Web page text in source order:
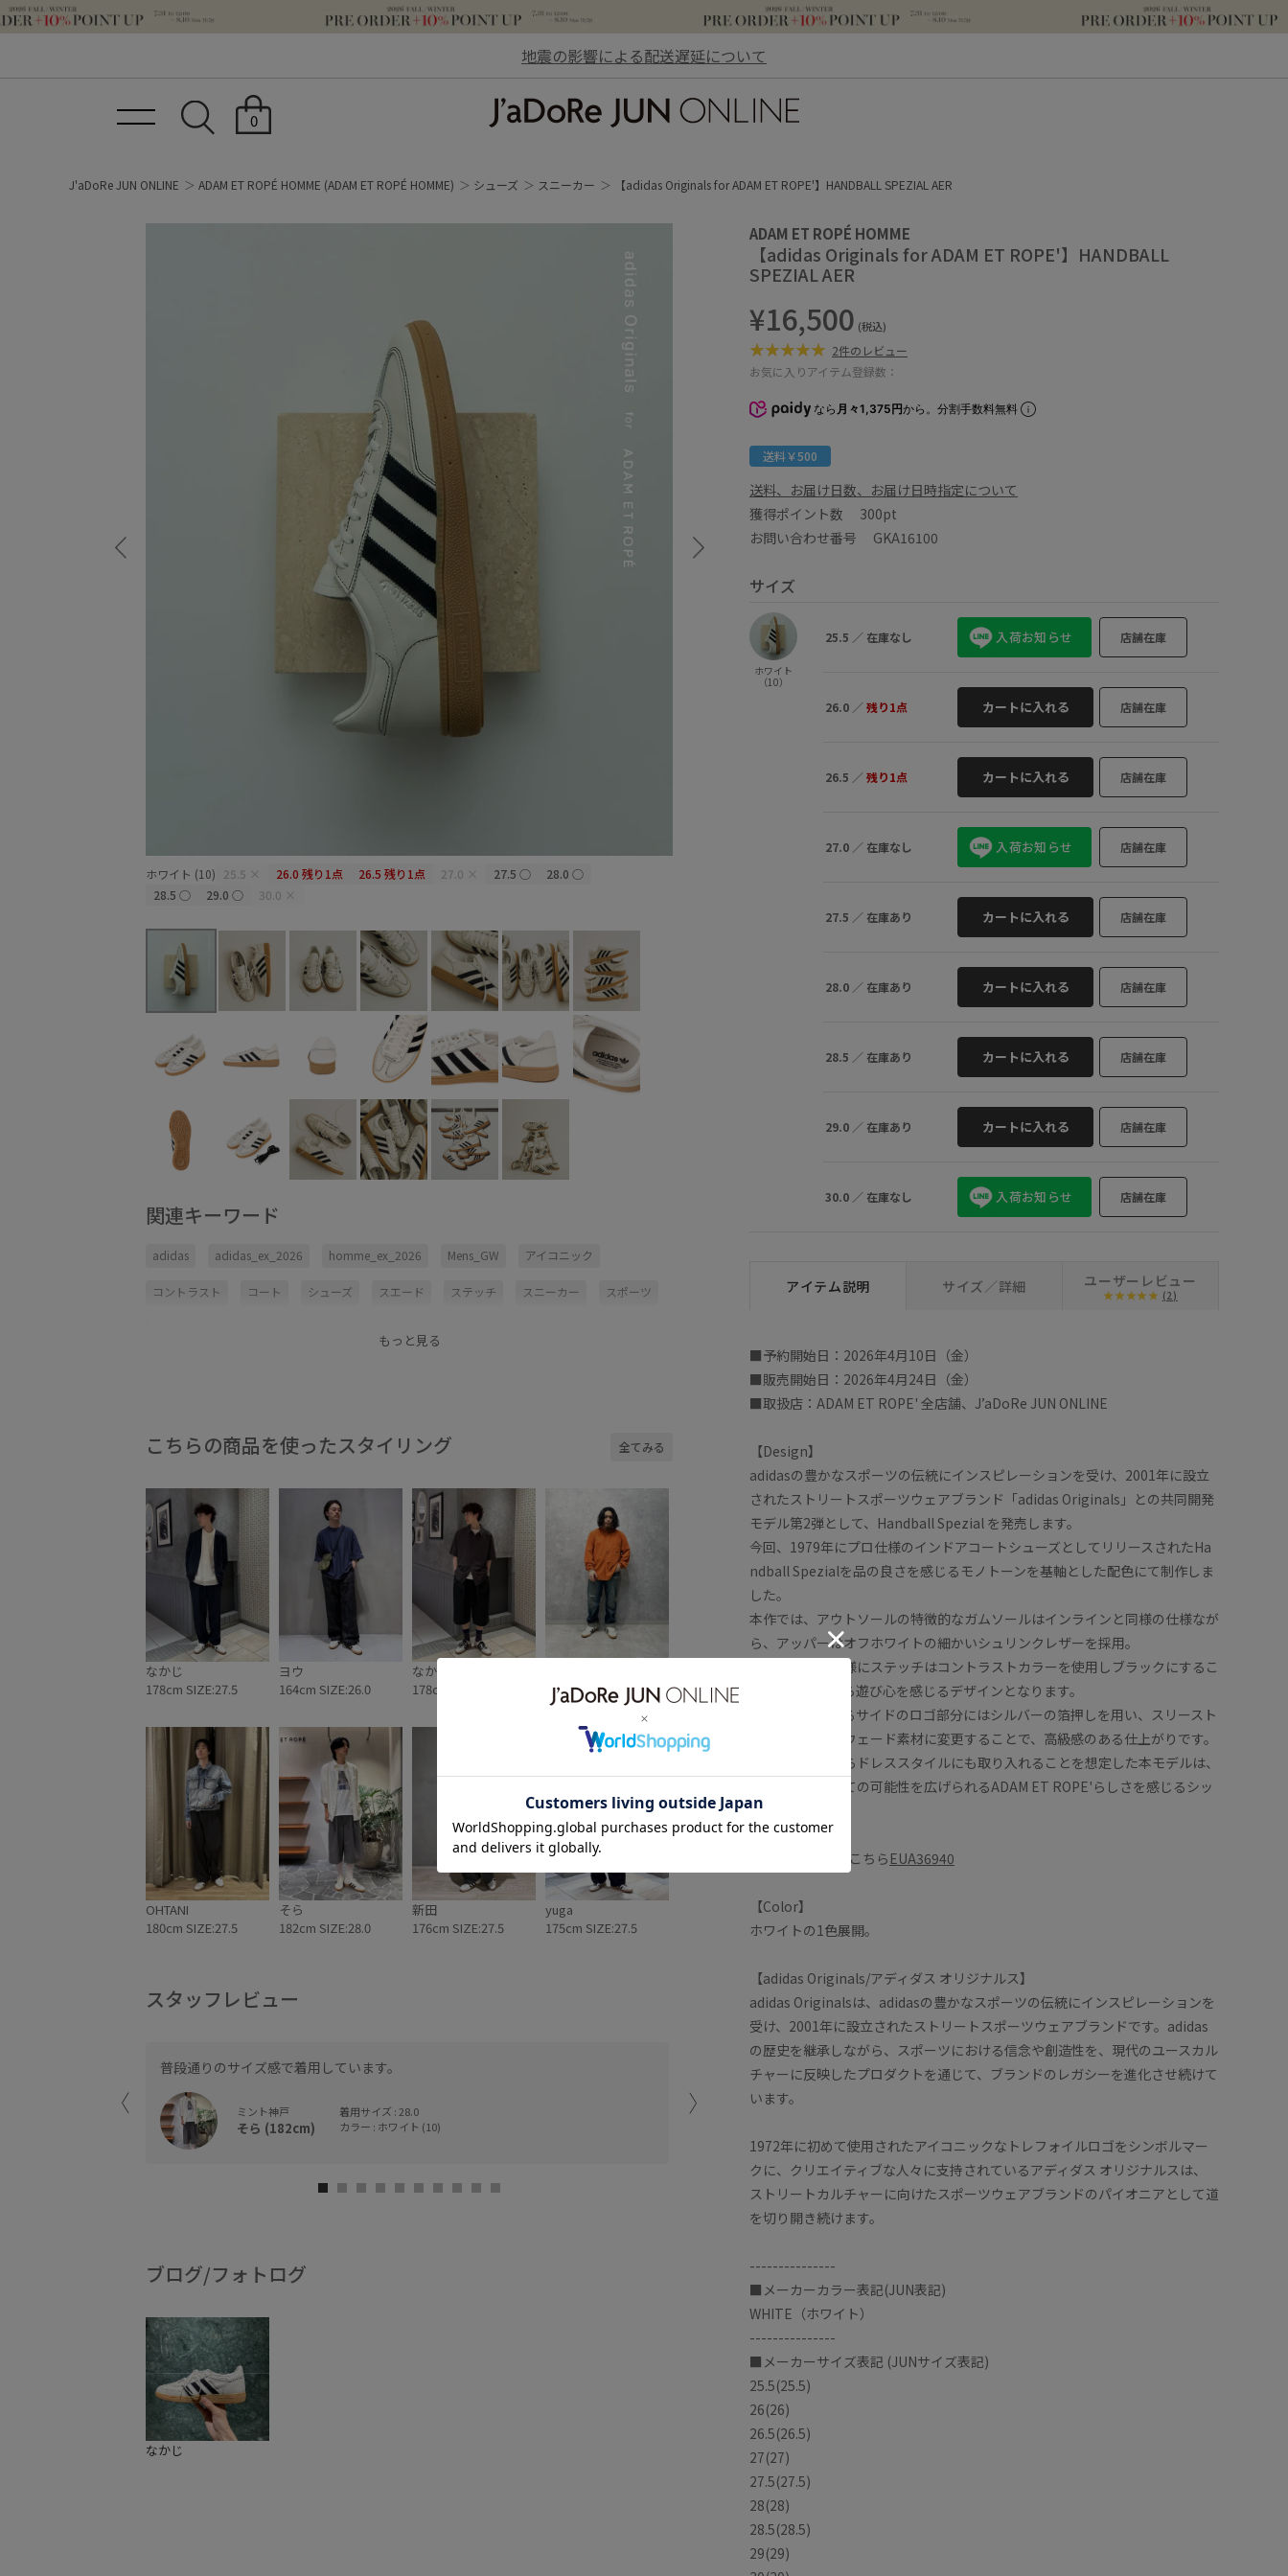
地震の影響による配送遅延について
0
J'aDoRe JUN ONLINE ADAM ET ROPÉ HOMME (ADAM ET ROPÉ HOMME) シューズ スニーカー 【adidas Originals for ADAM ET ROPE'】HANDBALL SPEZIAL AER
ホワイト (10) 25.5 × 26.0 残り1点 26.5 残り1点 27.0 × 27.5 ○ 28.0 ○
28.5 ○ 29.0 ○ 30.0 ×
関連キーワード
adidas adidas_ex_2026 homme_ex_2026 Mens_GW アイコニック
コントラスト コート シューズ スエード ステッチ スニーカー スポーツ
もっと見る
こちらの商品を使ったスタイリング 全てみる
なかじ
178cm SIZE:27.5
ヨウ
164cm SIZE:26.0
なかじ
178cm SIZE:27.5
160cm SIZE:28.0
OHTANI
180cm SIZE:27.5
そら
182cm SIZE:28.0
新田
176cm SIZE:27.5
yuga
175cm SIZE:27.5
スタッフレビュー
普段通りのサイズ感で着用しています。
ミント神戸
そら (182cm)
着用サイズ : 28.0
カラー : ホワイト (10)
adidasとの第2弾モデル！
サイズ感は普段履いてるスニーカーサイズで問題ないです。
通常より柔らかい履き心地ですが、質感見え感共により良くなっております！
S-PAL仙台
ヨウ (164cm)
着用サイズ : 26.0
カラー : ホワイト (10)
ブログ/フォトログ
なかじ
ADAM ET ROPÉ HOMME
【adidas Originals for ADAM ET ROPE'】HANDBALL
SPEZIAL AER
¥16,500 (税込)
2件のレビュー
お気に入りアイテム登録数：
なら 月々1,375円から。分割手数料無料
送料￥500
送料、お届け日数、お届け日時指定について
獲得ポイント数 300pt
お問い合わせ番号 GKA16100
サイズ
ホワイト
（10）
25.5 ／ 在庫なし 入荷お知らせ 店舗在庫
26.0 ／残り1点 カートに入れる 店舗在庫
26.5 ／残り1点 カートに入れる 店舗在庫
27.0 ／ 在庫なし 入荷お知らせ 店舗在庫
27.5 ／ 在庫あり カートに入れる 店舗在庫
28.0 ／ 在庫あり カートに入れる 店舗在庫
28.5 ／ 在庫あり カートに入れる 店舗在庫
29.0 ／ 在庫あり カートに入れる 店舗在庫
30.0 ／ 在庫なし 入荷お知らせ 店舗在庫
アイテム説明 サイズ／詳細 ユーザーレビュー
(2)
■予約開始日：2026年4月10日（金）
■販売開始日：2026年4月24日（金）
■取扱店：ADAM ET ROPE' 全店舗、J’aDoRe JUN ONLINE
【Design】
adidasの豊かなスポーツの伝統にインスピレーションを受け、2001年に設立
されたストリートスポーツウェアブランド「adidas Originals」との共同開発
モデル第2弾として、Handball Spezial を発売します。
今回、1979年にプロ仕様のインドアコートシューズとしてリリースされたHa
ndball Spezialを品の良さを感じるモノトーンを基軸とした配色にて制作しま
した。
本作では、アウトソールの特徴的なガムソールはインラインと同様の仕様なが
ら、アッパーはオフホワイトの細かいシュリンクレザーを採用。
また、前作と同様にステッチはコントラストカラーを使用しブラックにするこ
とで、上品ながら遊び心を感じるデザインとなります。
アクセントとなるサイドのロゴ部分にはシルバーの箔押しを用い、スリースト
ライプ部分はスウェード素材に変更することで、高級感のある仕上がりです。
スニーカーながらドレススタイルにも取り入れることを想定した本モデルは、
スニーカーとしての可能性を広げられるADAM ET ROPE'らしさを感じるシッ
クな一足です。
FEMMEサイズはこちら EUA36940
【Color】
ホワイトの1色展開。
【adidas Originals/アディダス オリジナルス】
adidas Originalsは、adidasの豊かなスポーツの伝統にインスピレーションを
受け、2001年に設立されたストリートスポーツウェアブランドです。adidas
の歴史を継承しながら、スポーツにおける信念や創造性を、現代のユースカル
チャーに反映したプロダクトを通じて、ブランドのレガシーを進化させ続けて
います。
1972年に初めて使用されたアイコニックなトレフォイルロゴをシンボルマー
クに、クリエイティブな人々に支持されているアディダス オリジナルスは、
ストリートカルチャーに向けたスポーツウェアブランドのパイオニアとして道
を切り開き続けます。
---------------
■メーカーカラー表記(JUN表記)
WHITE（ホワイト）
---------------
■メーカーサイズ表記 (JUNサイズ表記)
25.5(25.5)
26(26)
26.5(26.5)
27(27)
27.5(27.5)
28(28)
28.5(28.5)
29(29)